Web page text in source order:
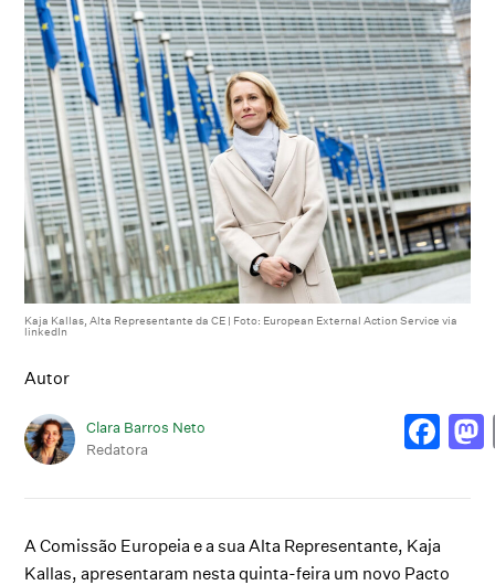
Kaja Kallas, Alta Representante da CE | Foto: European External Action Service via
linkedIn
Autor
Clara Barros Neto
Redatora
A Comissão Europeia e a sua Alta Representante, Kaja
Kallas, apresentaram nesta quinta-feira um novo Pacto